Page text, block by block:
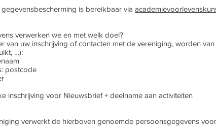
is bereikbaar via
verwerken we en met welk doel?
van uw inschrijving of contacten met de vereniging, worden
…):
postcode
inschrijving voor Nieuwsbrief + deelname aan activiteiten
verwerkt de hierboven genoemde persoonsgegevens